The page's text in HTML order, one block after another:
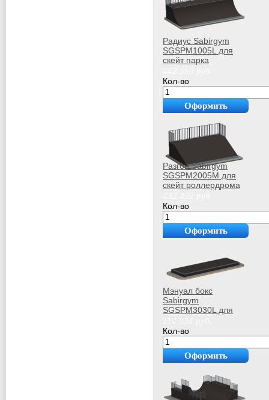
Радиус Sabirgym
SGSPM1005L для
скейт парка
Кол-во
Оформить
Разгон Sabirgym
SGSPM2005М для
скейт роллердрома
Кол-во
Оформить
Мэнуал бокс
Sabirgym
SGSPM3030L для
роллердрома
Кол-во
Оформить